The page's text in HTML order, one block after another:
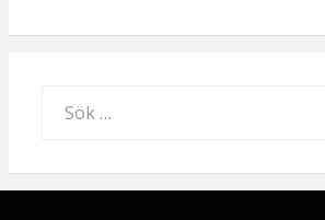
efter: